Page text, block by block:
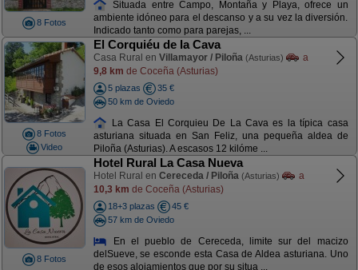
8 Fotos
Situada entre Campo, Montaña y Playa, ofrece un
ambiente idóneo para el descanso y a su vez la diversión.
Indicado tanto como para parejas, ...
8 Fotos
Video
El Corquiéu de la Cava
Casa Rural en Villamayor / Piloña (Asturias)
a
9,8 km de Coceña (Asturias)
5 plazas
35 €
50 km de Oviedo
La Casa El Corquieu De La Cava es la típica casa
asturiana situada en San Feliz, una pequeña aldea de
Piloña (Asturias). A escasos 12 kilóme ...
8 Fotos
Hotel Rural La Casa Nueva
Hotel Rural en Cereceda / Piloña (Asturias)
a
10,3 km de Coceña (Asturias)
18+3 plazas
45 €
57 km de Oviedo
En el pueblo de Cereceda, limite sur del macizo
delSueve, se esconde esta Casa de Aldea asturiana. Uno
de esos alojamientos que por su situa ...